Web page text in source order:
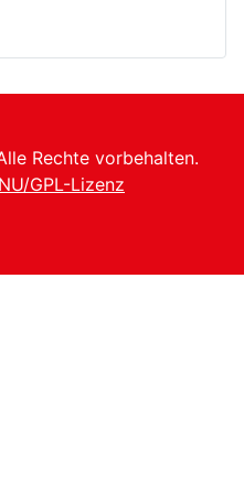
Rechte vorbehalten.
GPL-Lizenz